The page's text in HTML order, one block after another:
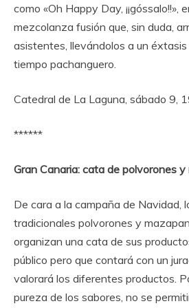
como «Oh Happy Day, ¡¡góssalo!!»,
mezcolanza fusión que, sin duda,
asistentes, llevándolos a un
tiempo pachanguero.
Catedral de La Laguna, sábado 9,
******
Gran Canaria: cata de polvorones
De cara a la campaña de Navidad,
tradicionales polvorones y
organizan una cata de sus
público pero que contará con un
valorará los diferentes productos.
pureza de los sabores, no se